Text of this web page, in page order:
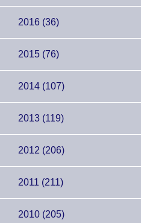
2016 (36)
2015 (76)
2014 (107)
2013 (119)
2012 (206)
2011 (211)
2010 (205)